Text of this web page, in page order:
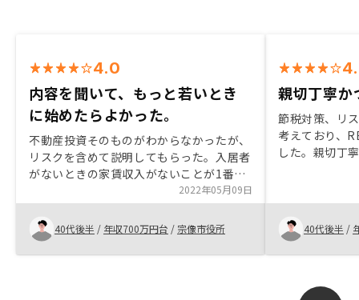
4.0
内容を聞いて、もっと若いとき
に始めたらよかった。
不動産投資そのものがわからなかったが、
リスクを含めて説明してもらった。入居者
がないときの家賃収入がないことが1番の
不安だったが、それも解消できた。家賃の
回収、退去後の対応、リフォーム提案な
ど、すべてお任せなのもよかった。最初に
30分程度の説明と言われたが、1時間近く
かかった。
2022年05月09日
40代後半 / 年収700万円台 / 宗像市役所
親切丁寧か
節税対策、リ
考えており、
した。親切丁
ただきました。
40代後半 /